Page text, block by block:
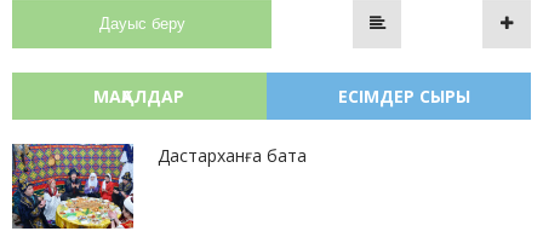
Дауыс беру
МАҚАЛДАР ЕСІМДЕР СЫРЫ
Дастарханға бата